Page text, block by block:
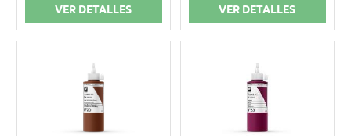
VER DETALLES VER DETALLES